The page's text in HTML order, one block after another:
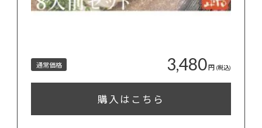
通常価格 3,480円 (税込)
購入はこちら